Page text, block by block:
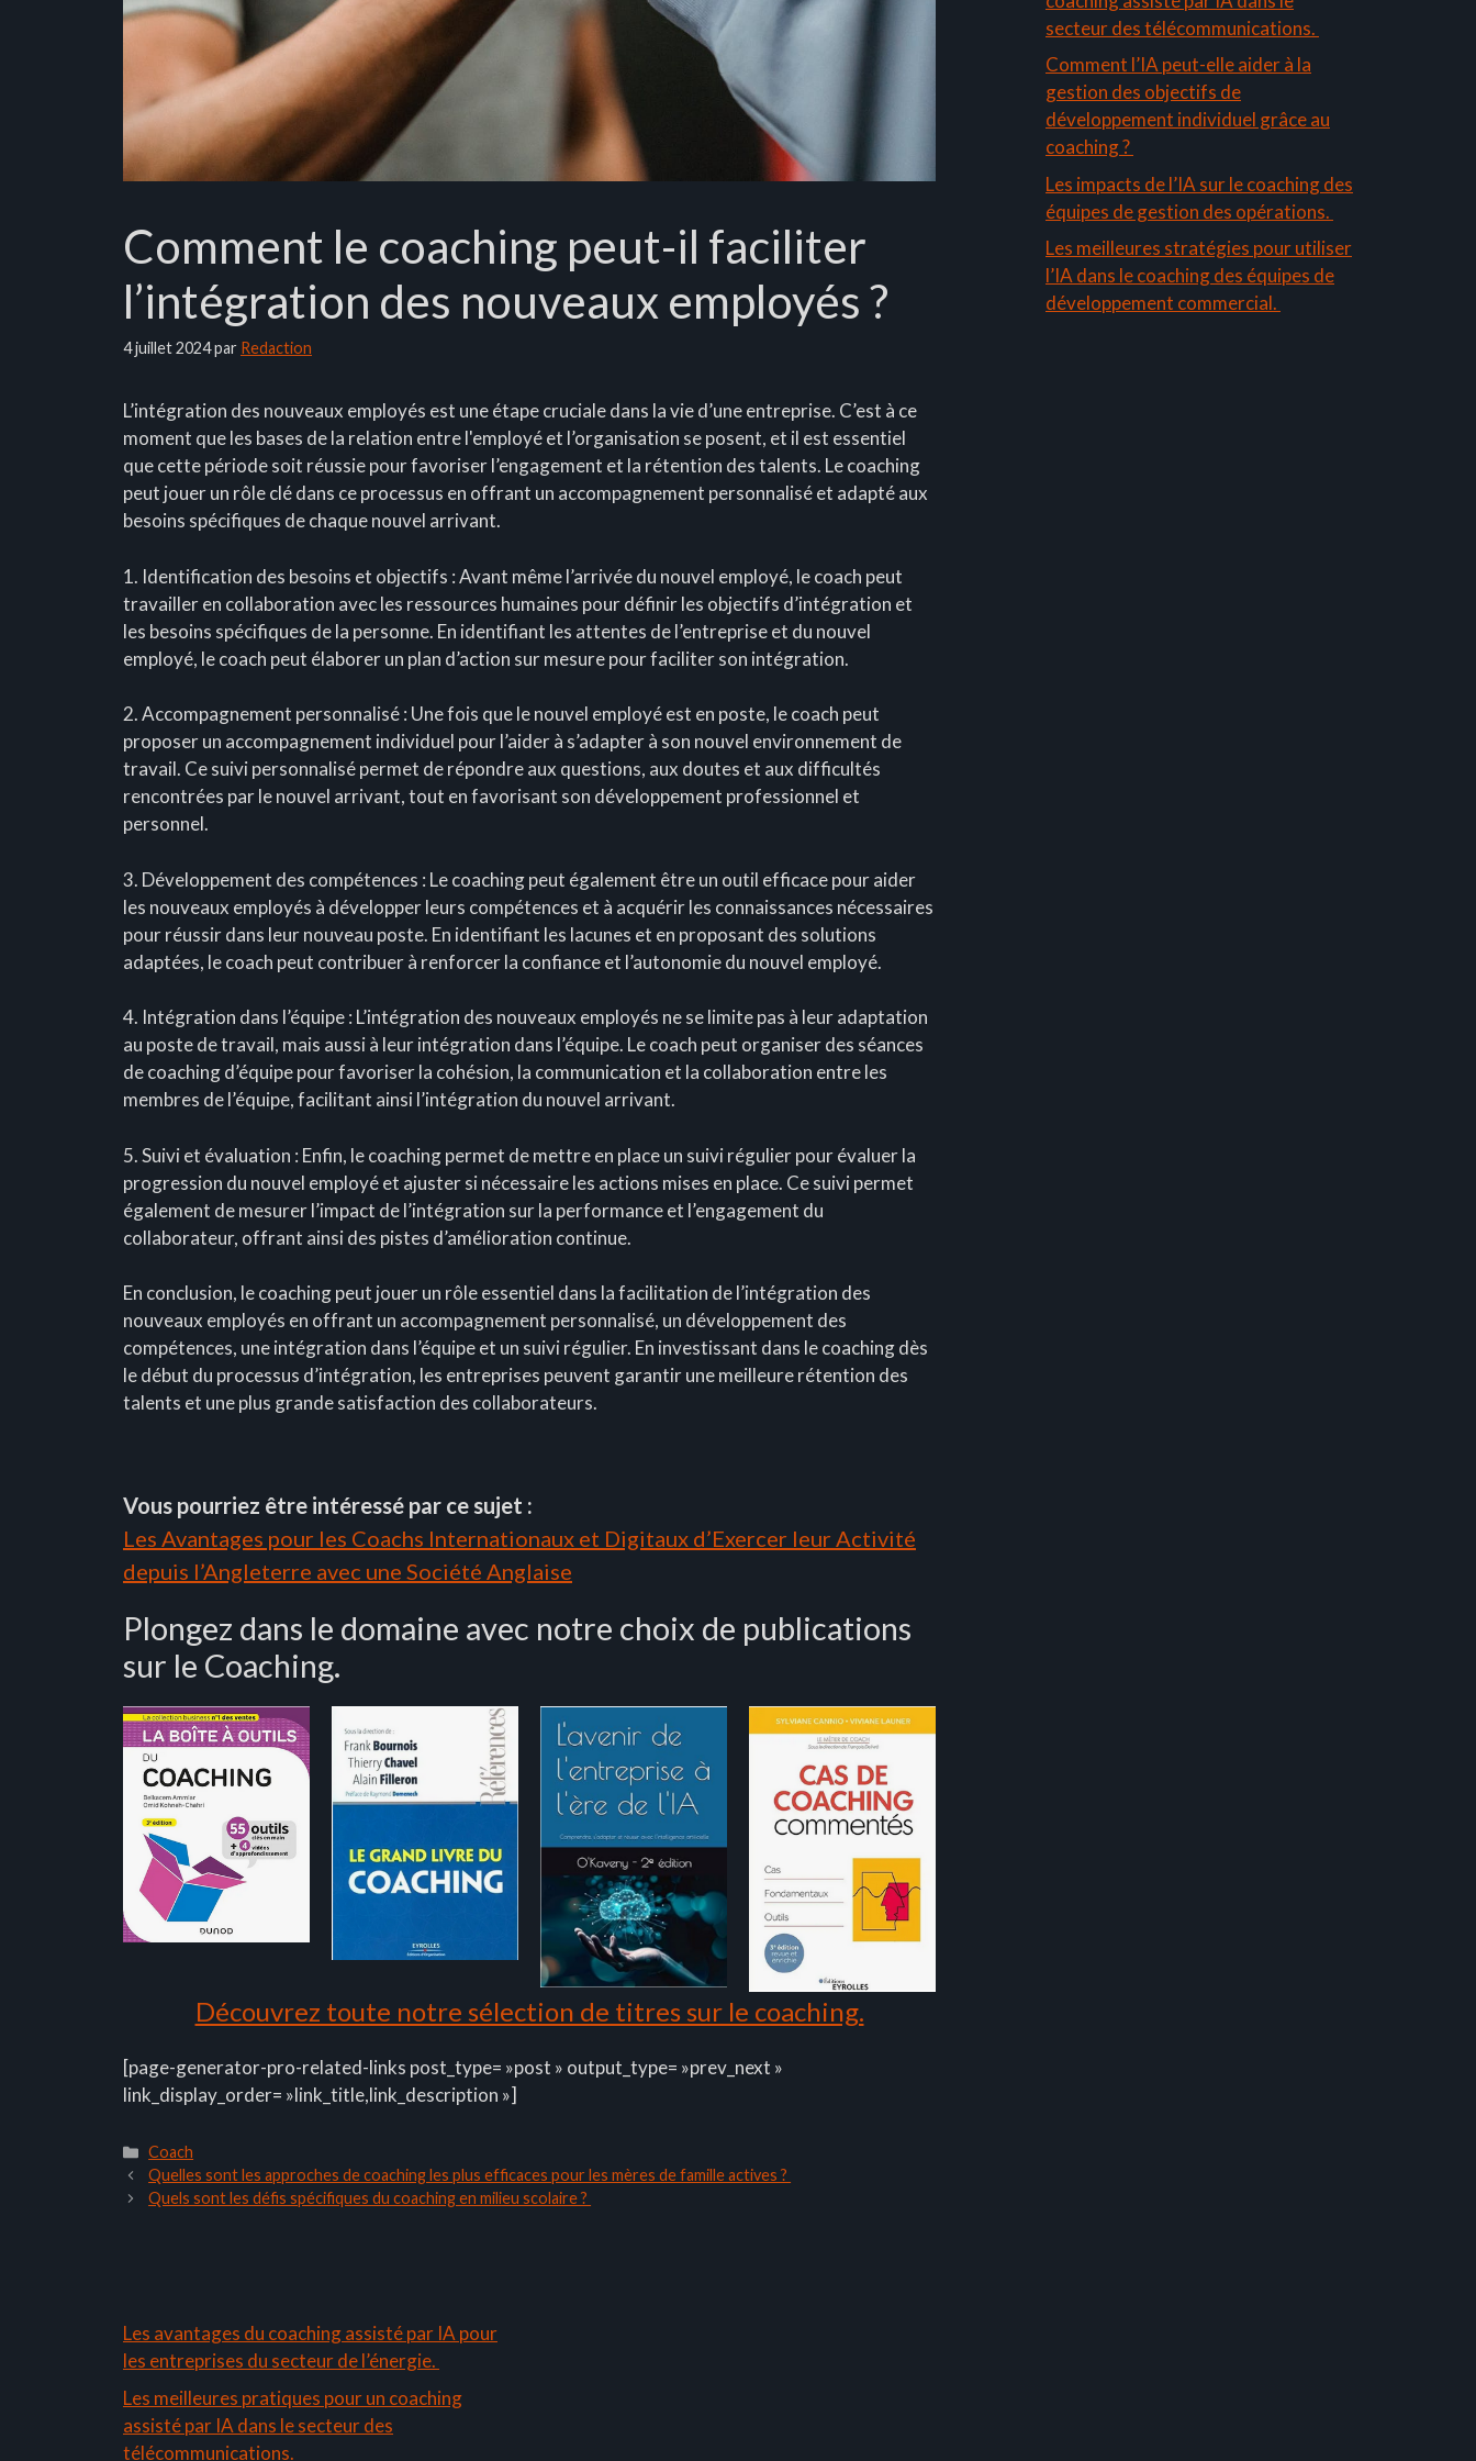
Comment le coaching peut-il faciliter
l’intégration des nouveaux employés ?
4 juillet 2024par Redaction
L’intégration des nouveaux employés est une étape cruciale dans la vie d’une entreprise. C’est à ce
moment que les bases de la relation entre l'employé et l’organisation se posent, et il est essentiel
que cette période soit réussie pour favoriser l’engagement et la rétention des talents. Le coaching
peut jouer un rôle clé dans ce processus en offrant un accompagnement personnalisé et adapté aux
besoins spécifiques de chaque nouvel arrivant.
1. Identification des besoins et objectifs : Avant même l’arrivée du nouvel employé, le coach peut
travailler en collaboration avec les ressources humaines pour définir les objectifs d’intégration et
les besoins spécifiques de la personne. En identifiant les attentes de l’entreprise et du nouvel
employé, le coach peut élaborer un plan d’action sur mesure pour faciliter son intégration.
2. Accompagnement personnalisé : Une fois que le nouvel employé est en poste, le coach peut
proposer un accompagnement individuel pour l’aider à s’adapter à son nouvel environnement de
travail. Ce suivi personnalisé permet de répondre aux questions, aux doutes et aux difficultés
rencontrées par le nouvel arrivant, tout en favorisant son développement professionnel et
personnel.
3. Développement des compétences : Le coaching peut également être un outil efficace pour aider
les nouveaux employés à développer leurs compétences et à acquérir les connaissances nécessaires
pour réussir dans leur nouveau poste. En identifiant les lacunes et en proposant des solutions
adaptées, le coach peut contribuer à renforcer la confiance et l’autonomie du nouvel employé.
4. Intégration dans l’équipe : L’intégration des nouveaux employés ne se limite pas à leur adaptation
au poste de travail, mais aussi à leur intégration dans l’équipe. Le coach peut organiser des séances
de coaching d’équipe pour favoriser la cohésion, la communication et la collaboration entre les
membres de l’équipe, facilitant ainsi l’intégration du nouvel arrivant.
5. Suivi et évaluation : Enfin, le coaching permet de mettre en place un suivi régulier pour évaluer la
progression du nouvel employé et ajuster si nécessaire les actions mises en place. Ce suivi permet
également de mesurer l’impact de l’intégration sur la performance et l’engagement du
collaborateur, offrant ainsi des pistes d’amélioration continue.
En conclusion, le coaching peut jouer un rôle essentiel dans la facilitation de l’intégration des
nouveaux employés en offrant un accompagnement personnalisé, un développement des
compétences, une intégration dans l’équipe et un suivi régulier. En investissant dans le coaching dès
le début du processus d’intégration, les entreprises peuvent garantir une meilleure rétention des
talents et une plus grande satisfaction des collaborateurs.
Vous pourriez être intéressé par ce sujet :
Les Avantages pour les Coachs Internationaux et Digitaux d’Exercer leur Activité
depuis l’Angleterre avec une Société Anglaise
Plongez dans le domaine avec notre choix de publications
sur le Coaching.
Découvrez toute notre sélection de titres sur le coaching.
[page-generator-pro-related-links post_type= »post » output_type= »prev_next »
link_display_order= »link_title,link_description »]
Catégories
Coach
Quelles sont les approches de coaching les plus efficaces pour les mères de famille actives ?
Quels sont les défis spécifiques du coaching en milieu scolaire ?
secteur des télécommunications.
Comment l’IA peut-elle aider à la
gestion des objectifs de
développement individuel grâce au
coaching ?
Les impacts de l’IA sur le coaching des
équipes de gestion des opérations.
Les meilleures stratégies pour utiliser
l’IA dans le coaching des équipes de
développement commercial.
Les avantages du coaching assisté par IA pour
les entreprises du secteur de l’énergie.
Les meilleures pratiques pour un coaching
assisté par IA dans le secteur des
télécommunications.